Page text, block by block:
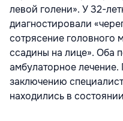
левой голени». У 32-
диагностировали
сотрясение головного
ссадины на лице». Оба
амбулаторное
заключению
находились в